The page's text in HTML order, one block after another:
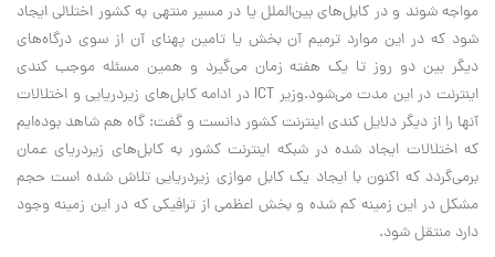
مواجه شوند و در کابل‌های بین‌الملل یا در مسیر منتهی به کشور اختلالی ایجاد
شود که در این موارد ترمیم آن بخش یا تامین پهنای آن از سوی درگاه‌های
دیگر بین دو روز تا یک هفته زمان می‌گیرد و همین مسئله موجب کندی
اینترنت در این مدت می‌شود.وزیر ICT در ادامه کابل‌های زیردریایی و اختلالات
آنها را از دیگر دلایل کندی اینترنت کشور دانست و گفت: گاه هم شاهد بوده‌ایم
که اختلالات ایجاد شده در شبکه اینترنت کشور به کابل‌های زیردریای عمان
برمی‌گردد که اکنون با ایجاد یک کابل موازی زیردریایی تلاش شده است حجم
مشکل در این زمینه کم شده و بخش اعظمی از ترافیکی که در این زمینه وجود
دارد منتقل شود.